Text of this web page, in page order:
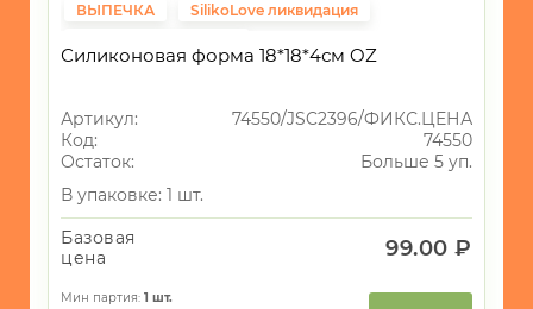
ВЫПЕЧКА
SilikoLove ликвидация
Силиконовая форма 18*18*4см OZ
Артикул:
74550/JSC2396/ФИКС.ЦЕНА
Код:
74550
Остаток:
Больше 5 уп.
В упаковке: 1 шт.
Базовая
цена
99.00 ₽
Мин партия: 1 шт.